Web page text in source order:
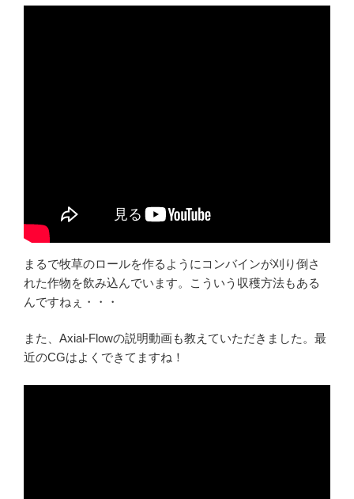
まるで牧草のロールを作るようにコンバインが刈り倒さ
れた作物を飲み込んでいます。こういう収穫方法もある
んですねぇ・・・
また、Axial-Flowの説明動画も教えていただきました。最
近のCGはよくできてますね！